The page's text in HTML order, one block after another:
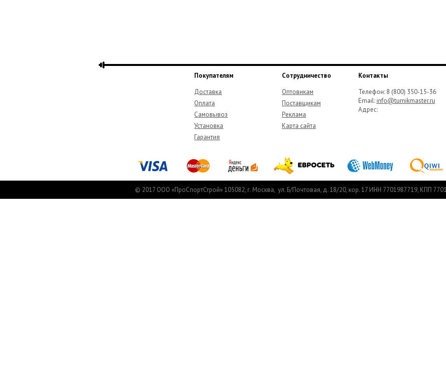
Покупателям
Доставка
Оплата
Самовывоз
Установка
Гарантия
Сотрудничество
Оптовикам
Поставщикам
Реклама
Карта сайта
Контакты
Телефон: 8 (800) 350-15-36
Email: info@turnikmaster.ru
Адрес:
© 2017 ООО «ПроСпортСтрой» 105082, г. Москва, ул. Б/Почтовая, д. 18/20, кор. 17 ИНН 7701987719, КПП